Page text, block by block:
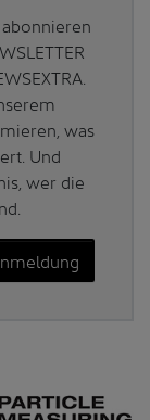
was
Und
wer die